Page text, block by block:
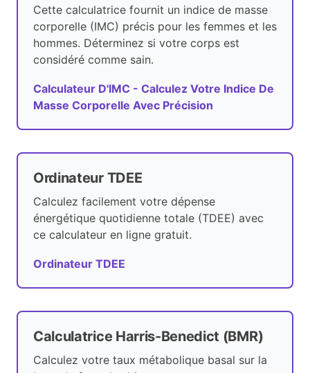
Cette calculatrice fournit un indice de masse
corporelle (IMC) précis pour les femmes et les
hommes. Déterminez si votre corps est
considéré comme sain.
Calculateur D'IMC - Calculez Votre Indice De
Masse Corporelle Avec Précision
Ordinateur TDEE
Calculez facilement votre dépense
énergétique quotidienne totale (TDEE) avec
ce calculateur en ligne gratuit.
Ordinateur TDEE
Calculatrice Harris-Benedict (BMR)
Calculez votre taux métabolique basal sur la